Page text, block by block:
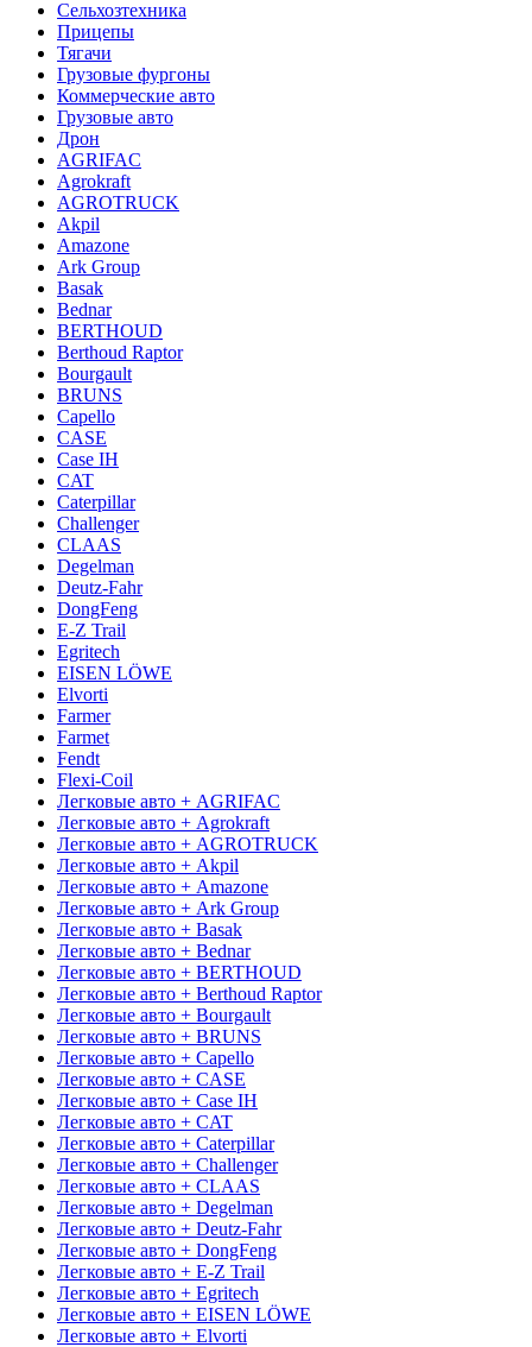
Сельхозтехника
Прицепы
Тягачи
Грузовые фургоны
Коммерческие авто
Грузовые авто
Дрон
AGRIFAC
Agrokraft
AGROTRUCK
Akpil
Amazone
Ark Group
Basak
Bednar
BERTHOUD
Berthoud Raptor
Bourgault
BRUNS
Capello
CASE
Case IH
CAT
Caterpillar
Challenger
CLAAS
Degelman
Deutz-Fahr
DongFeng
E-Z Trail
Egritech
EISEN LÖWE
Elvorti
Farmer
Farmet
Fendt
Flexi-Coil
Легковые авто + AGRIFAC
Легковые авто + Agrokraft
Легковые авто + AGROTRUCK
Легковые авто + Akpil
Легковые авто + Amazone
Легковые авто + Ark Group
Легковые авто + Basak
Легковые авто + Bednar
Легковые авто + BERTHOUD
Легковые авто + Berthoud Raptor
Легковые авто + Bourgault
Легковые авто + BRUNS
Легковые авто + Capello
Легковые авто + CASE
Легковые авто + Case IH
Легковые авто + CAT
Легковые авто + Caterpillar
Легковые авто + Challenger
Легковые авто + CLAAS
Легковые авто + Degelman
Легковые авто + Deutz-Fahr
Легковые авто + DongFeng
Легковые авто + E-Z Trail
Легковые авто + Egritech
Легковые авто + EISEN LÖWE
Легковые авто + Elvorti